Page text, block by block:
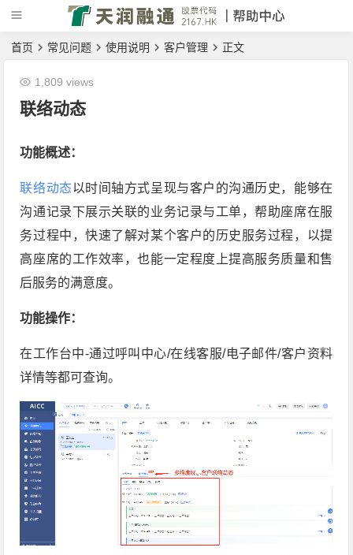
首页 常见问题 使用说明 客户管理 正文
联络动态
1,809 views
功能概述：
联络动态以时间轴方式呈现与客户的沟通历史，能够在
沟通记录下展示关联的业务记录与工单，帮助座席在服
务过程中，快速了解对某个客户的历史服务过程，以提
高座席的工作效率，也能一定程度上提高服务质量和售
后服务的满意度。
功能操作：
在工作台中-通过呼叫中心/在线客服/电子邮件/客户资料
详情等都可查询。